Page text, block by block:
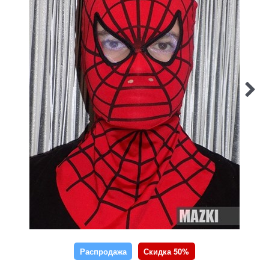
Распродажа Скидка 50%